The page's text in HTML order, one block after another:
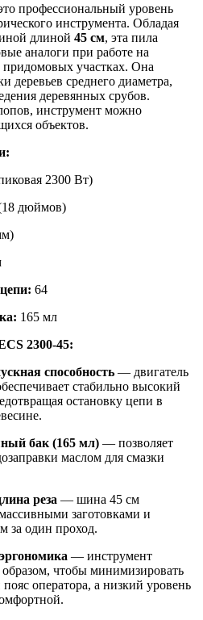
профессиональный уровень
инструмента. Обладая
длиной 45 см, эта пила
аналоги при работе на
участках. Она
деревьев среднего диаметра,
деревянных срубов.
инструмент можно
объектов.
2300 Вт)
дюймов)
64
165 мл
2300-45:
способность — двигатель
стабильно высокий
остановку цепи в
бак (165 мл) — позволяет
маслом для смазки
реза — шина 45 см
заготовками и
за один проход.
— инструмент
чтобы минимизировать
оператора, а низкий уровень